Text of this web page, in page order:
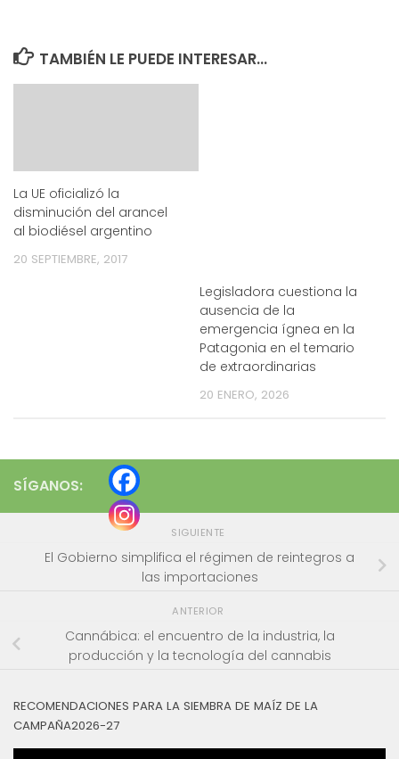
TAMBIÉN LE PUEDE INTERESAR...
La UE oficializó la
disminución del arancel
al biodiésel argentino
20 SEPTIEMBRE, 2017
Legisladora cuestiona la
ausencia de la
emergencia ígnea en la
Patagonia en el temario
de extraordinarias
20 ENERO, 2026
SÍGANOS:
SIGUIENTE
El Gobierno simplifica el régimen de reintegros a
las importaciones
ANTERIOR
Cannábica: el encuentro de la industria, la
producción y la tecnología del cannabis
RECOMENDACIONES PARA LA SIEMBRA DE MAÍZ DE LA
CAMPAÑA2026-27